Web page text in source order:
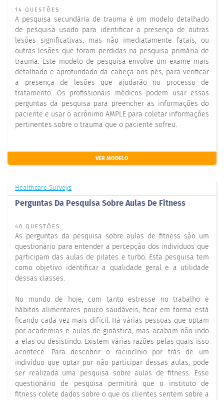
14 QUESTÕES
A pesquisa secundária de trauma é um modelo detalhado
de pesquisa usado para identificar a presença de outras
lesões significativas, mas não imediatamente fatais, ou
outras lesões que foram perdidas na pesquisa primária de
trauma. Este modelo de pesquisa envolve um exame mais
detalhado e aprofundado da cabeça aos pés, para verificar
a presença de lesões que ajudarão no processo de
tratamento. Os profissionais médicos podem usar essas
perguntas da pesquisa para preencher as informações do
paciente e usar o acrônimo AMPLE para coletar informações
pertinentes sobre o trauma que o paciente sofreu.
VER MODELO
Healthcare Surveys
Perguntas Da Pesquisa Sobre Aulas De Fitness
40 QUESTÕES
As perguntas da pesquisa sobre aulas de fitness são um
questionário para entender a percepção dos indivíduos que
participam das aulas de pilates e turbo. Esta pesquisa tem
como objetivo identificar a qualidade geral e a utilidade
dessas classes.
No mundo de hoje, com tanto estresse no trabalho e
hábitos alimentares pouco saudáveis, ficar em forma está
ficando cada vez mais difícil. Há várias pessoas que optam
por academias e aulas de ginástica, mas acabam não indo
a elas ou desistindo. Existem várias razões pelas quais isso
acontece. Para descobrir o raciocínio por trás de um
indivíduo que optar por não participar dessas aulas, pode
ser realizada uma pesquisa sobre aulas de fitness. Esse
questionário de pesquisa permitirá que o instituto de
fitness colete dados sobre o que os clientes sentem sobre a